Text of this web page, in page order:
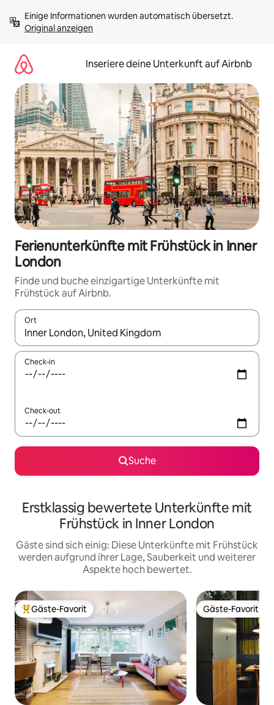
Inhalten
springenOriginal anzeigen
Inseriere deine Unterkunft auf Airbnb
Ferienunterkünfte mit Frühstück in Inner
London
Finde und buche einzigartige Unterkünfte mit
Frühstück auf Airbnb.
Ort
Wenn Ergebnisse verfügbar sind, navigiere mit den
Check-in
Check-out
Suche
Erstklassig bewertete Unterkünfte mit
Frühstück in Inner London
Gäste sind sich einig: Diese Unterkünfte mit Frühstück
werden aufgrund ihrer Lage, Sauberkeit und weiterer
Aspekte hoch bewertet.
Beliebter Gäste-Favorit.
Gäste-Favorit Gäste-Favorit
Gäste-Favorit